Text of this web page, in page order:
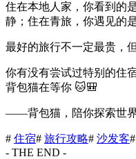
住在本地人家，你看到的
静；住在青旅，你遇见的
最好的旅行不一定最贵，
你有没有尝试过特别的住
背包猫在等你 🐱🎒
——背包猫，陪你探索世
# 住宿# 旅行攻略# 沙发客#
- THE END -